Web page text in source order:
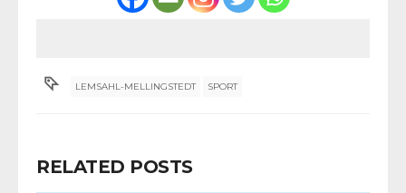
LEMSAHL-MELLINGSTEDT SPORT
RELATED POSTS